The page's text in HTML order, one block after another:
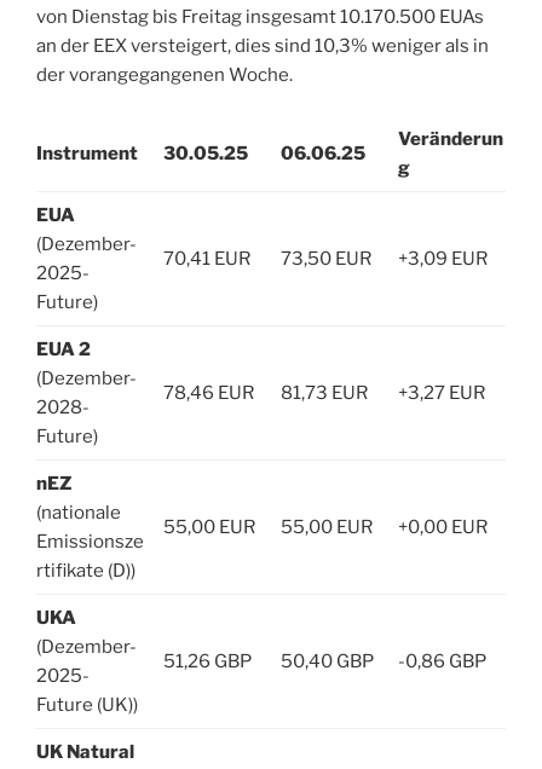
von Dienstag bis Freitag insgesamt 10.170.500 EUAs
an der EEX versteigert, dies sind 10,3% weniger als in
der vorangegangenen Woche.
Instrument 30.05.25 06.06.25
Veränderun
g
EUA
(Dezember-
2025-
Future)
70,41 EUR 73,50 EUR +3,09 EUR
EUA 2
(Dezember-
2028-
Future)
78,46 EUR 81,73 EUR +3,27 EUR
nEZ
(nationale
Emissionsze
rtifikate (D))
55,00 EUR 55,00 EUR +0,00 EUR
UKA
(Dezember-
2025-
Future (UK))
51,26 GBP 50,40 GBP -0,86 GBP
UK Natural